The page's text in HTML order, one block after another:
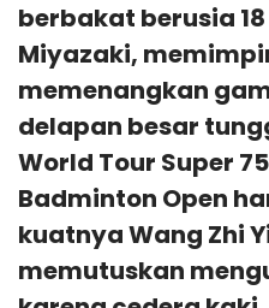
berbakat berusia
Miyazaki,
memenangkan
delapan besar
World Tour Super
Badminton Open
kuatnya Wang Zhi
memutuskan